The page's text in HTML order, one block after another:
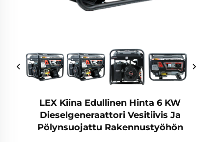
LEX Kiina Edullinen Hinta 6 KW
Dieselgeneraattori Vesitiivis Ja
Pölynsuojattu Rakennustyöhön